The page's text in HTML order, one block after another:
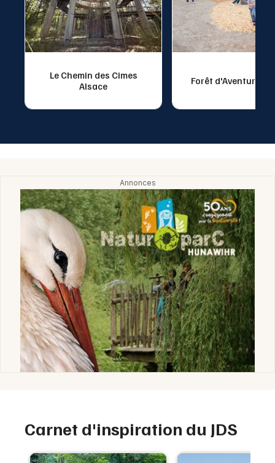
Le Chemin des Cimes
Alsace
Forêt d'Aventure
Carnet d'inspiration du JDS